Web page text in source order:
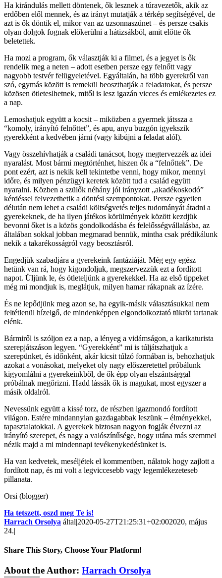
Ha kirándulás mellett döntenek, ők lesznek a túravezetők, akik az
erdőben elől mennek, és az irányt mutatják a térkép segítségével, de
azt is ők döntik el, mikor van az uzsonnaszünet – és persze csakis
olyan dolgok fognak előkerülni a hátizsákból, amit előtte ők
beletettek.
Ha mozi a program, ők választják ki a filmet, és a jegyet is ők
rendelik meg a neten – adott esetben persze egy felnőtt vagy
nagyobb testvér felügyeletével. Egyáltalán, ha több gyerekről van
szó, egymás között is remekül beoszthatják a feladatokat, és persze
közösen ötleteslhetnek, mitől is lesz igazán vicces és emlékezetes ez
a nap.
Lemoshatjuk együtt a kocsit – miközben a gyermek játssza a
“komoly, irányító felnőttet”, és apu, anyu buzgón igyekszik
gyerekként a kedvében járni (vagy kibújni a feladat alól).
Vagy összehívhatják a családi tanácsot, hogy megtervezzék az idei
nyaralást. Most bármi megtörténhet, hiszen ők a “felnőttek”. De
pont ezért, azt is nekik kell tekintetbe venni, hogy mikor, mennyi
időre, és milyen pénzügyi keretek között tud a család együtt
nyaralni. Közben a szülők néhány jól irányzott „akadékoskodó”
kérdéssel felvezethetik a döntési szempontokat. Persze egyetlen
délután nem lehet a családi költségvetés teljes tudományát átadni a
gyerekeknek, de ha ilyen játékos körülmények között kezdjük
bevonni őket is a közös gondolkodásba és felelősségvállalásba, az
általában sokkal jobban megmarad bennük, mintha csak prédikálunk
nekik a takarékosságról vagy beosztásról.
Engedjük szabadjára a gyerekeink fantáziáját. Még egy egész
hetünk van rá, hogy kigondoljuk, megszervezzük ezt a fordított
napot. Üljünk le, és ötleteljünk a gyerekekkel. Ha az első tippeket
még mi mondjuk is, meglátjuk, milyen hamar rákapnak az ízére.
És ne lepődjünk meg azon se, ha egyik-másik választásukkal nem
feltétlenül hízelgő, de mindenképpen elgondolkoztató tükröt tartanak
elénk.
Bármiről is szóljon ez a nap, a lényeg a vidámságon, a karikaturista
szerepjátszáson legyen. “Gyerekként” mi is túljátszhatjuk a
szerepünket, és időnként, akár kicsit túlzó formában is, behozhatjuk
azokat a vonásokat, melyeket oly nagy előszeretettel próbálunk
kigyomlálni a gyerekeinkből, de ők épp olyan elszántsággal
próbálnak megőrizni. Hadd lássák ők is magukat, most egyszer a
másik oldalról.
Nevessünk együtt a kissé torz, de részben igazmondó fordított
világon. Estére mindannyian gazdagabbak leszünk – élményekkel,
tapasztalatokkal. A gyerekek biztosan nagyon fogják élvezni az
irányító szerepet, és nagy a valószínűsége, hogy utána más szemmel
nézik majd a mi mindennapi tevékenykedésünket is.
Ha van kedvetek, meséljétek el kommentben, nálatok hogy zajlott a
fordított nap, és mi volt a legviccesebb vagy legemlékezeteseb
pillanata.
Orsi (blogger)
Ha tetszett, oszd meg Te is!
Harrach Orsolya által|2020-05-27T21:25:31+02:002020, május
24.|
Share This Story, Choose Your Platform!
About the Author: Harrach Orsolya